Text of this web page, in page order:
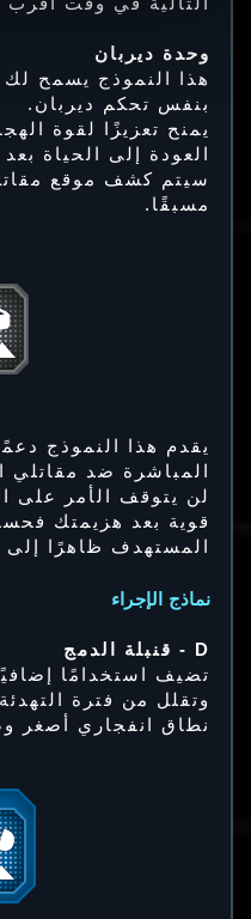
وحدة ديربان
هذا النموذج يسمح لك
بنفس تحكم ديربان.
يمنح تعزيزًا لقوة
العودة إلى الحياة
سيتم كشف موقع
مسبقًا.
يقدم هذا النموذج
المباشرة ضد مقاتلي
لن يتوقف الأمر على
قوية بعد هزيمتك
المستهدف ظاهرًا إلى
نماذج الإجراء
D - قنبلة الدمج
تضيف استخدامًا
وتقلل من فترة
نطاق انفجاري أصغر